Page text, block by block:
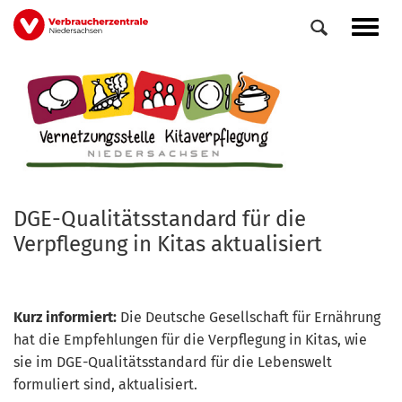
Direkt
zum
DGE-Qualitätsstandard für die
Verpflegung in Kitas aktualisiert
Kurz informiert: Die Deutsche Gesellschaft für Ernährung
hat die Empfehlungen für die Verpflegung in Kitas, wie
sie im DGE-Qualitätsstandard für die Lebenswelt
formuliert sind, aktualisiert.